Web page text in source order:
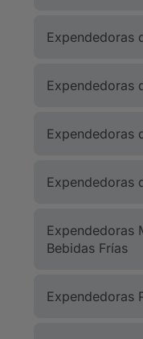
Expendedoras
Expendedoras
Expendedoras
Expendedoras
Expendedoras
Bebidas Frías
Expendedoras